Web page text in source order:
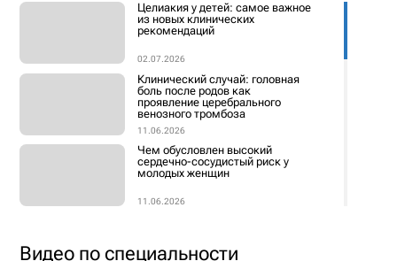
Целиакия у детей: самое важное
из новых клинических
рекомендаций
02.07.2026
Клинический случай: головная
боль после родов как
проявление церебрального
венозного тромбоза
11.06.2026
Чем обусловлен высокий
сердечно-сосудистый риск у
молодых женщин
11.06.2026
Видео по специальности